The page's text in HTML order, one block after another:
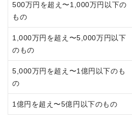
500万円を超え〜1,000万円以下の
もの
1,000万円を超え〜5,000万円以下
のもの
5,000万円を超え〜1億円以下のも
の
1億円を超え〜5億円以下のもの